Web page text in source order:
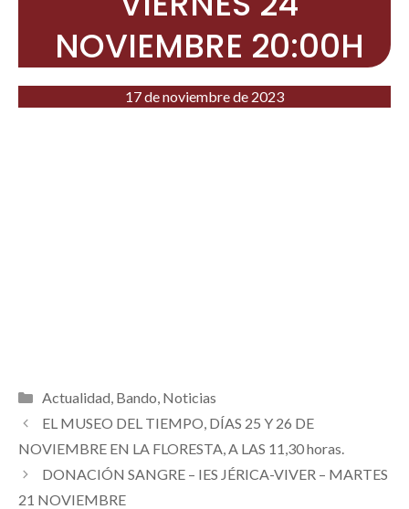
NOVIEMBRE 20:00H
17 de noviembre de 2023
Categorías
Actualidad, Bando, Noticias
EL MUSEO DEL TIEMPO, DÍAS 25 Y 26 DE
NOVIEMBRE EN LA FLORESTA, A LAS 11,30 horas.
DONACIÓN SANGRE – IES JÉRICA-VIVER – MARTES
21 NOVIEMBRE